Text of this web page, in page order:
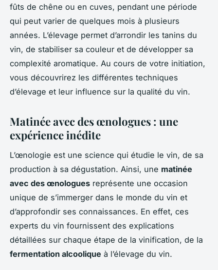
fûts de chêne ou en cuves, pendant une période
qui peut varier de quelques mois à plusieurs
années. L’élevage permet d’arrondir les tanins du
vin, de stabiliser sa couleur et de développer sa
complexité aromatique. Au cours de votre initiation,
vous découvrirez les différentes techniques
d’élevage et leur influence sur la qualité du vin.
Matinée avec des œnologues : une
expérience inédite
L’œnologie est une science qui étudie le vin, de sa
production à sa dégustation. Ainsi, une matinée
avec des œnologues représente une occasion
unique de s’immerger dans le monde du vin et
d’approfondir ses connaissances. En effet, ces
experts du vin fournissent des explications
détaillées sur chaque étape de la vinification, de la
fermentation alcoolique à l’élevage du vin.